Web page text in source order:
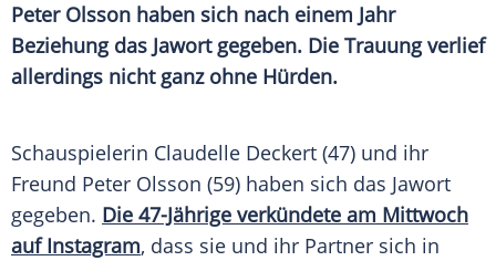
Peter Olsson haben sich nach einem Jahr
Beziehung das Jawort gegeben. Die Trauungverlief
allerdings nicht ganz ohne Hürden.
Schauspielerin Claudelle Deckert (47) und ihr
Freund Peter Olsson (59) haben sich das Jawort
gegeben. Die 47-Jährige verkündete am Mittwoch
auf Instagram, dass sie und ihr Partner sich in